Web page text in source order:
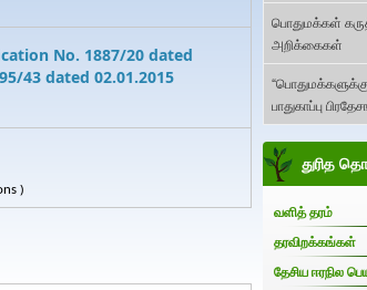
No. 1887/20 dated
43 dated 02.01.2015
)
பொதுமக்கள்
அறிக்கைகள்
பாதுகாப்பு
துரித
வளித் தரம்
தரவிறக்கங்கள்
தேசிய ஈரநில